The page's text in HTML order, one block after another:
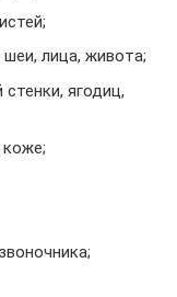
лица, живота;
ягодиц,
коже;